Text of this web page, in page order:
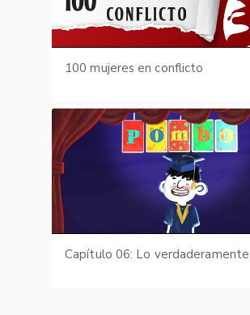
100 mujeres en conflicto